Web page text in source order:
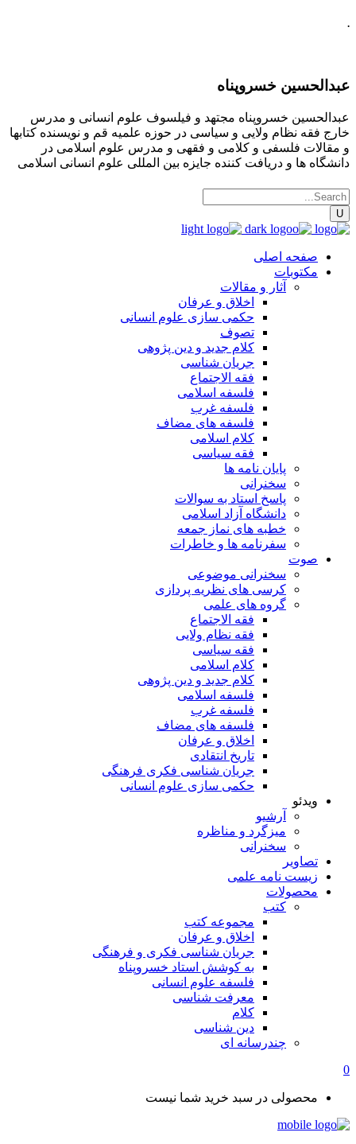
.
عبدالحسین خسروپناه
عبدالحسین خسروپناه مجتهد و فیلسوف علوم انسانی و مدرس
خارج فقه نظام ولایی و سیاسی در حوزه علمیه قم و نویسنده کتابها
و مقالات فلسفی و کلامی و فقهی و مدرس علوم اسلامی در
دانشگاه ها و دریافت کننده جایزه بین المللی علوم انسانی اسلامی
صفحه اصلی
مکتوبات
آثار و مقالات
اخلاق و عرفان
حکمی سازی علوم انسانی
تصوف
کلام جدید و دین پژوهی
جریان شناسی
فقه الاجتماع
فلسفه اسلامی
فلسفه غرب
فلسفه های مضاف
کلام اسلامی
فقه سیاسی
پایان نامه ها
سخنرانی
پاسخ استاد به سوالات
دانشگاه آزاد اسلامی
خطبه های نماز جمعه
سفرنامه ها و خاطرات
صوت
سخنرانی موضوعی
کرسی های نظریه پردازی
گروه های علمی
فقه الاجتماع
فقه نظام ولایی
فقه سیاسی
کلام اسلامی
کلام جدید و دین پژوهی
فلسفه اسلامی
فلسفه غرب
فلسفه های مضاف
اخلاق و عرفان
تاریخ انتقادی
جریان شناسی فکری فرهنگی
حکمی سازی علوم انسانی
ویدئو
آرشیو
میزگرد و مناظره
سخنرانی
تصاویر
زیست نامه علمی
محصولات
کتب
مجموعه کتب
اخلاق و عرفان
جریان شناسی فکری و فرهنگی
به کوشش استاد خسروپناه
فلسفه علوم انسانی
معرفت شناسی
کلام
دین شناسی
چندرسانه ای
0
محصولی در سبد خرید شما نیست